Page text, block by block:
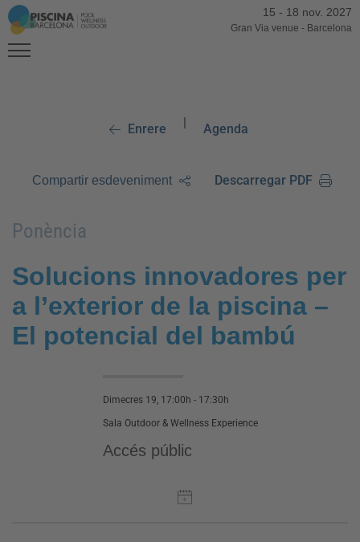
15 - 18 nov. 2027
Gran Via venue - Barcelona
Enrere | Agenda
Compartir esdeveniment Descarregar PDF
Ponència
Solucions innovadores per
a l’exterior de la piscina –
El potencial del bambú
Dimecres 19, 17:00h - 17:30h
Sala Outdoor & Wellness Experience
Accés públic